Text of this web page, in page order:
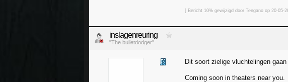
[ Bericht 10% gewijzigd door Tengano op 20-05-
inslagenreuring
"The bulletdodger"
Dit soort zielige vluchtelingen
Coming soon in theaters near you.